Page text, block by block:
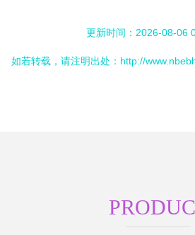
更新时间：2026-08-06
如若转载，请注明出处：http://